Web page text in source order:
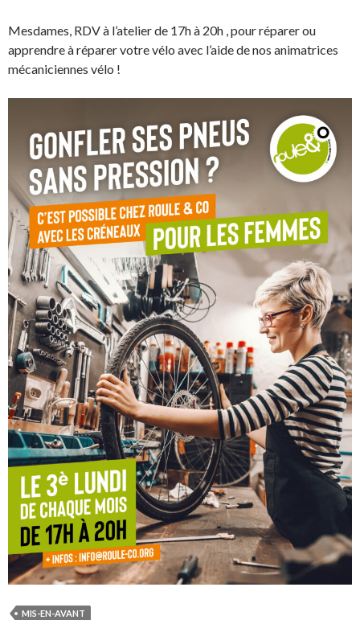
Mesdames, RDV à l’atelier de 17h à 20h , pour réparer ou
apprendre à réparer votre vélo avec l’aide de nos animatrices
mécaniciennes vélo !
MIS-EN-AVANT